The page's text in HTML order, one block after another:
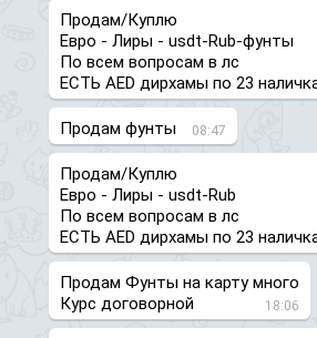
Продам/Куплю
Евро - Лиры - usdt-Rub-фунты
По всем вопросам в лс
ЕСТЬ AED дирхамы по 23
Продам фунты 08:47
Продам/Куплю
Евро - Лиры - usdt-Rub
По всем вопросам в лс
ЕСТЬ AED дирхамы по 23
Продам Фунты на карту много
Курс договорной
18:06